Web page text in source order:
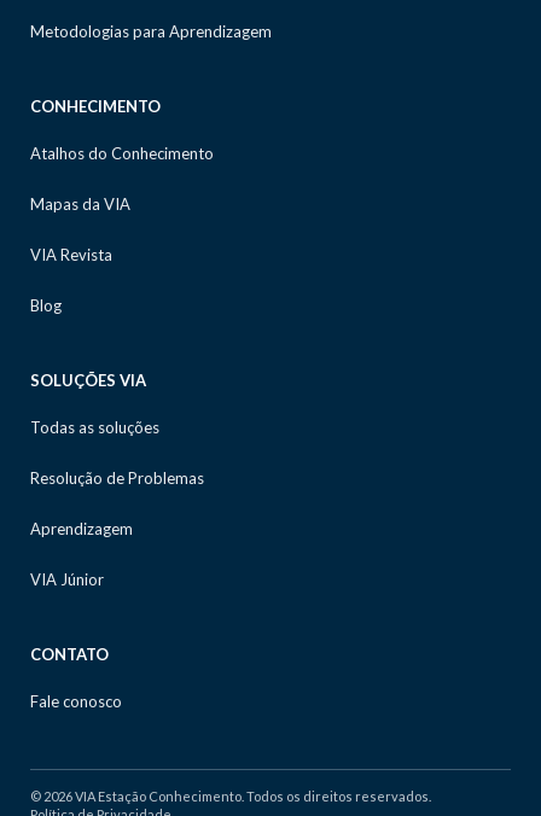
Metodologias para Aprendizagem
CONHECIMENTO
Atalhos do Conhecimento
Mapas da VIA
VIA Revista
Blog
SOLUÇÕES VIA
Todas as soluções
Resolução de Problemas
Aprendizagem
VIA Júnior
CONTATO
Fale conosco
© 2026 VIA Estação Conhecimento. Todos os direitos reservados.